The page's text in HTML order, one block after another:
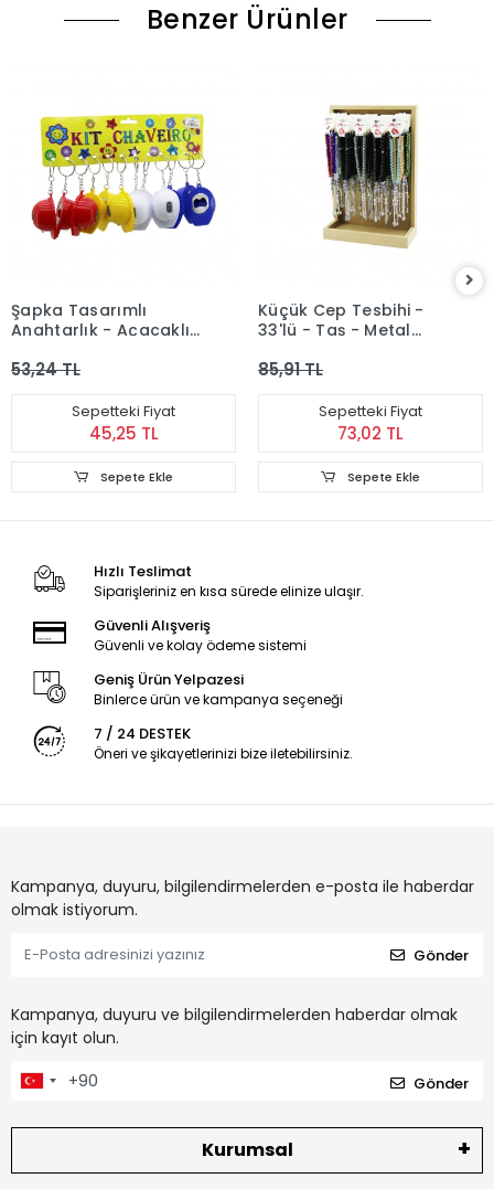
Benzer Ürünler
Şapka Tasarımlı
Anahtarlık - Açacaklı
53,24 TL
Sepetteki Fiyat
45,25 TL
Sepete Ekle
Küçük Cep Tesbihi -
33'lü - Taş - Metal
Karışık Renk
85,91 TL
Sepetteki Fiyat
73,02 TL
Sepete Ekle
Hızlı Teslimat
Siparişleriniz en kısa sürede elinize ulaşır.
Güvenli Alışveriş
Güvenli ve kolay ödeme sistemi
Geniş Ürün Yelpazesi
Binlerce ürün ve kampanya seçeneği
7 / 24 DESTEK
Öneri ve şikayetlerinizi bize iletebilirsiniz.
Kampanya, duyuru, bilgilendirmelerden e-posta ile haberdar
olmak istiyorum.
Gönder
Kampanya, duyuru ve bilgilendirmelerden haberdar olmak
için kayıt olun.
Gönder
Kurumsal